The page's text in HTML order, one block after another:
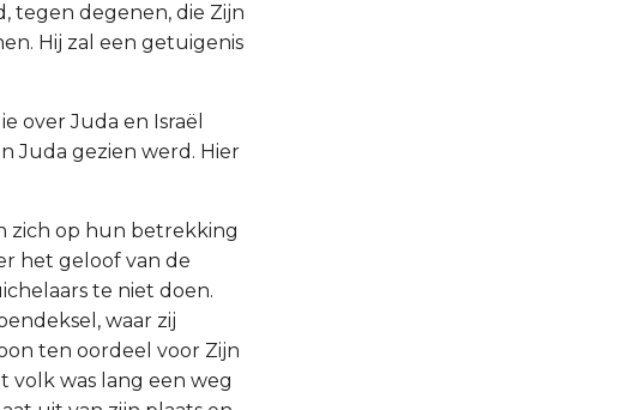
tegen degenen, die Zijn
Hij zal een getuigenis
over Juda en Israël
Juda gezien werd. Hier
zich op hun betrekking
het geloof van de
te niet doen.
waar zij
ten oordeel voor Zijn
volk was lang een weg